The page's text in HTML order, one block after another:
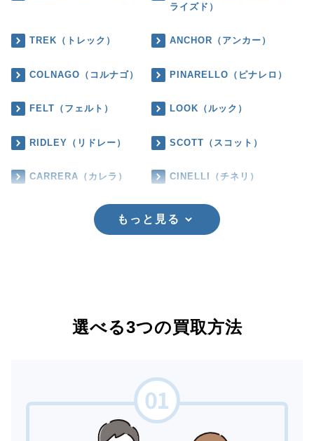
ライズド）
TREK（トレック） ANCHOR（アンカー）
COLNAGO（コルナゴ） PINARELLO（ピナレロ）
FELT（フェルト） LOOK（ルック）
RIDLEY（リドレー） SCOTT（スコット）
CARRERA（カレラ） CINELLI（チネリ）
もっと見る
選べる3つの買取方法